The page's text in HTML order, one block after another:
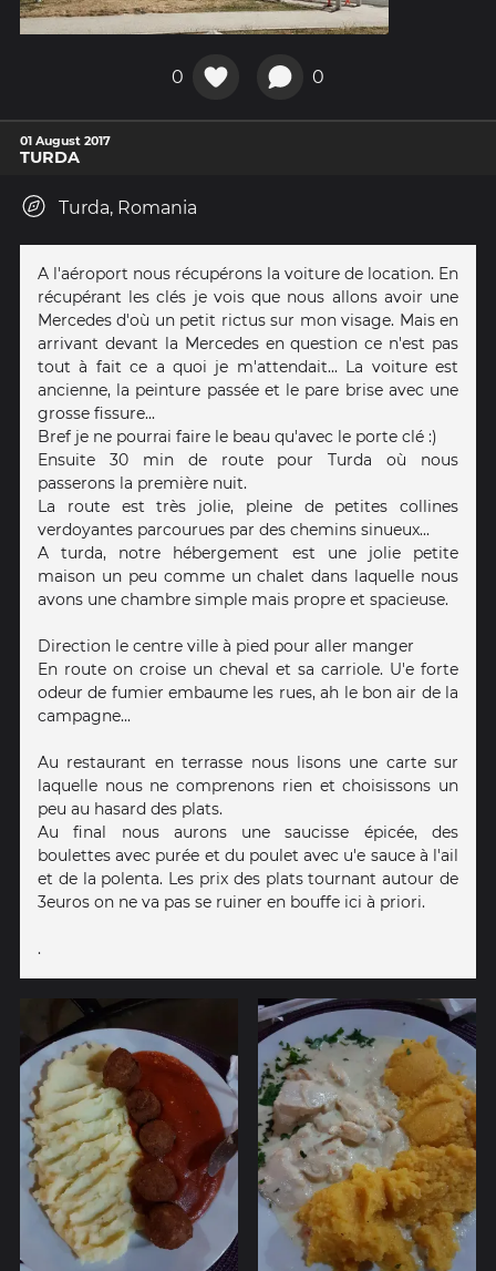
0 0
01 August 2017
TURDA
Turda, Romania
A l'aéroport nous récupérons la voiture de location. En
récupérant les clés je vois que nous allons avoir une
Mercedes d'où un petit rictus sur mon visage. Mais en
arrivant devant la Mercedes en question ce n'est pas
tout à fait ce a quoi je m'attendait... La voiture est
ancienne, la peinture passée et le pare brise avec une
grosse fissure...
Bref je ne pourrai faire le beau qu'avec le porte clé :)
Ensuite 30 min de route pour Turda où nous
passerons la première nuit.
La route est très jolie, pleine de petites collines
verdoyantes parcourues par des chemins sinueux...
A turda, notre hébergement est une jolie petite
maison un peu comme un chalet dans laquelle nous
avons une chambre simple mais propre et spacieuse.
Direction le centre ville à pied pour aller manger
En route on croise un cheval et sa carriole. U'e forte
odeur de fumier embaume les rues, ah le bon air de la
campagne...
Au restaurant en terrasse nous lisons une carte sur
laquelle nous ne comprenons rien et choisissons un
peu au hasard des plats.
Au final nous aurons une saucisse épicée, des
boulettes avec purée et du poulet avec u'e sauce à l'ail
et de la polenta. Les prix des plats tournant autour de
3euros on ne va pas se ruiner en bouffe ici à priori.
.